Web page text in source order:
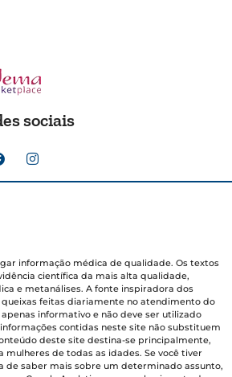
sociais
informação médica de qualidade. Os textos
científica da mais alta qualidade,
e metanálises. A fonte inspiradora dos
feitas diariamente no atendimento do
informativo e não deve ser utilizado
contidas neste site não substituem
deste site destina-se principalmente,
mulheres de todas as idades. Se você tiver
de saber mais sobre um determinado assunto,